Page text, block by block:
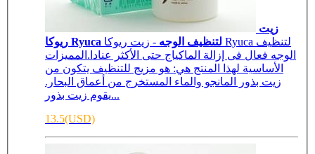
زيت
ريوكا Ryuca لتنظيف الوجه - زيت ريوكا Ryuca لتنظيف
الوجه فعال فى إزالة الماكياج حتى الأكثر عنادا.المميزات
الأساسية لهذا المنتج هي: هو مزيج للتنظيف يتكون من
زيت بذور المانجو والماء المستخرج من أعماق البحار.
يقوم زيت بذور...
13.5(USD)